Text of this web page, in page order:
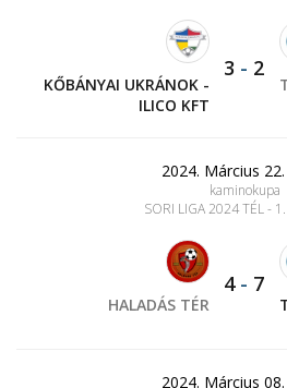
KŐBÁNYAI UKRÁNOK -
ILICO KFT
3 - 2
2024. Március 22.
kaminokupa
SORI LIGA 2024 TÉL -
HALADÁS TÉR
4- 7
2024. Március 08.